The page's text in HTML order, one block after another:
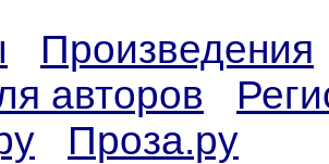
Произведения
авторов
Проза.ру